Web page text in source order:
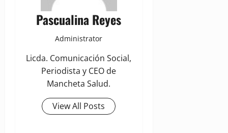
Pascualina Reyes
Administrator
Licda. Comunicación Social,
Periodista y CEO de
Mancheta Salud.
View All Posts